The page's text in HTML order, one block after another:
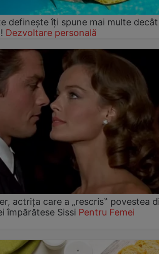
definește îți spune mai multe decât
Dezvoltare personală
actrița care a „rescris‟ povestea
împărătese Sissi Pentru Femei